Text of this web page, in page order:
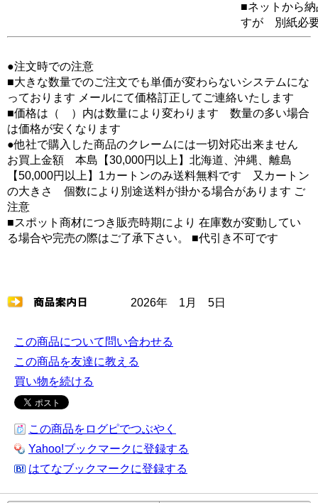
■ネットから
すが 別紙必
●注文時での注意
■大きな数量でのご注文でも単価が変わらないシステムにな
っております メールにて価格訂正してご連絡いたします
■価格は（ ）内は数量により変わります 数量の多い場合
は価格が安くなります
●他社で購入した商品のクレームには一切対応出来ません
お買上金額 本島【30,000円以上】北海道、沖縄、離島
【50,000円以上】1カートンのみ送料無料です 又カートン
の大きさ 個数により別途送料が掛かる場合があります ご
注意
■スポット商材につき販売時期により 在庫数が変動してい
る場合や完売の際はご了承下さい。 ■代引き不可です
2026年 1月 5日
この商品について問い合わせる
この商品を友達に教える
買い物を続ける
この商品をログピでつぶやく
Yahoo!ブックマークに登録する
はてなブックマークに登録する